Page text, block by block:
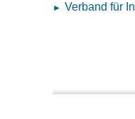
Verband für